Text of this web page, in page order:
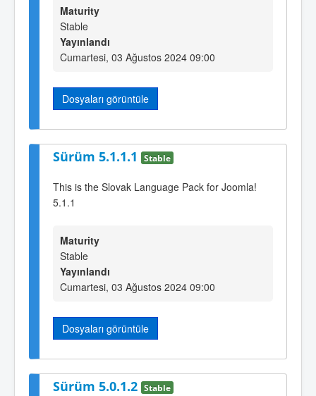
Maturity
Stable
Yayınlandı
Cumartesi, 03 Ağustos 2024 09:00
Dosyaları görüntüle
Sürüm 5.1.1.1 Stable
This is the Slovak Language Pack for Joomla!
5.1.1
Maturity
Stable
Yayınlandı
Cumartesi, 03 Ağustos 2024 09:00
Dosyaları görüntüle
Sürüm 5.0.1.2 Stable